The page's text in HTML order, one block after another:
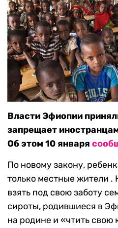
Власти Эфиопии
запрещает
Об этом 10 января
По новому закону,
только местные жители .
взять под свою заботу
сироты, родившиеся в
на родине и «чтить свою